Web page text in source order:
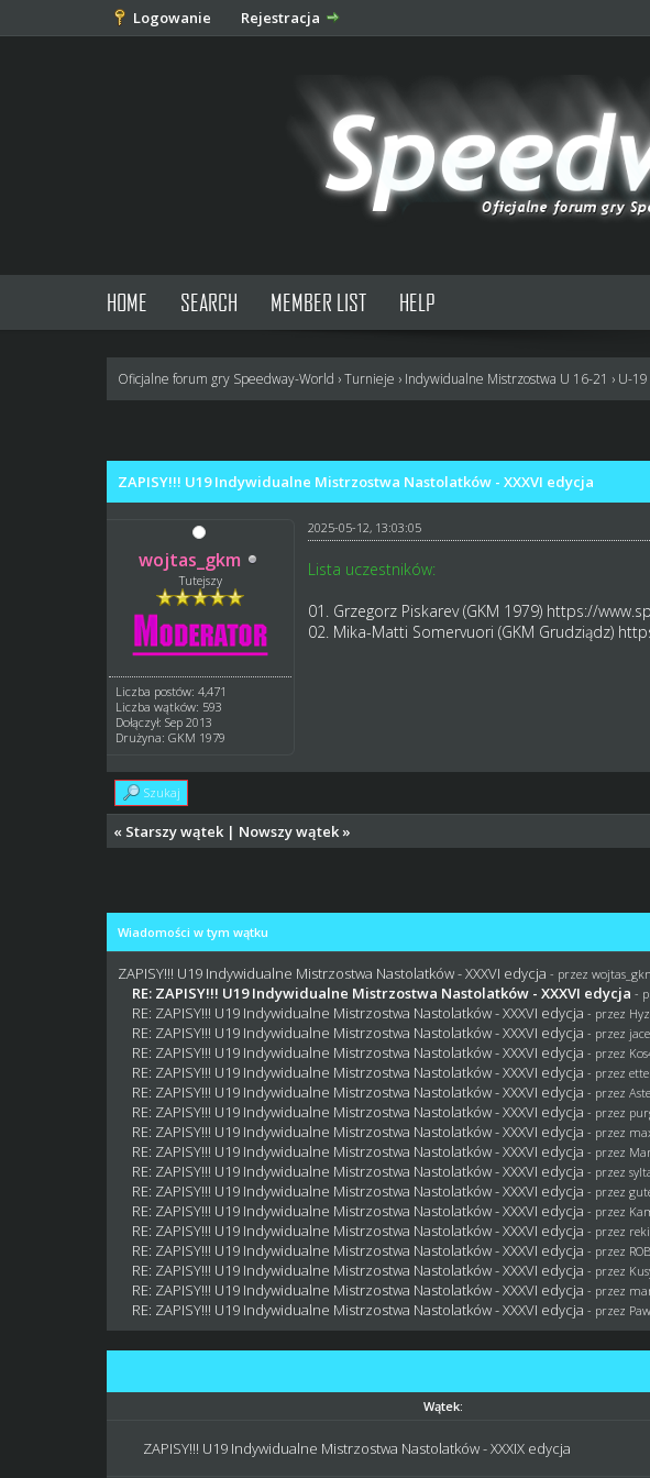
Logowanie Rejestracja
HOME SEARCH MEMBER LIST HELP
Oficjalne forum gry Speedway-World ›Turnieje › Indywidualne Mistrzostwa U 16-21 › U-19
ZAPISY!!! U19 Indywidualne Mistrzostwa Nastolatków - XXXVI edycja
wojtas_gkm
Tutejszy
Liczba postów: 4,471
Liczba wątków: 593
Dołączył: Sep 2013
Drużyna: GKM 1979
2025-05-12, 13:03:05
Lista uczestników:
01. Grzegorz Piskarev (GKM 1979) https://
02. Mika-Matti Somervuori (GKM Grudziądz)
Szukaj
« Starszy wątek | Nowszy wątek »
Wiadomości w tym wątku
ZAPISY!!! U19 Indywidualne Mistrzostwa Nastolatków - XXXVI edycja - przez
RE: ZAPISY!!! U19 Indywidualne Mistrzostwa Nastolatków - XXXVI edycja -
RE: ZAPISY!!! U19 Indywidualne Mistrzostwa Nastolatków - XXXVI edycja - przez
RE: ZAPISY!!! U19 Indywidualne Mistrzostwa Nastolatków - XXXVI edycja - przez
RE: ZAPISY!!! U19 Indywidualne Mistrzostwa Nastolatków - XXXVI edycja - przez
RE: ZAPISY!!! U19 Indywidualne Mistrzostwa Nastolatków - XXXVI edycja - przez
RE: ZAPISY!!! U19 Indywidualne Mistrzostwa Nastolatków - XXXVI edycja - przez
RE: ZAPISY!!! U19 Indywidualne Mistrzostwa Nastolatków - XXXVI edycja - przez
RE: ZAPISY!!! U19 Indywidualne Mistrzostwa Nastolatków - XXXVI edycja - przez
RE: ZAPISY!!! U19 Indywidualne Mistrzostwa Nastolatków - XXXVI edycja - przez
RE: ZAPISY!!! U19 Indywidualne Mistrzostwa Nastolatków - XXXVI edycja - przez
RE: ZAPISY!!! U19 Indywidualne Mistrzostwa Nastolatków - XXXVI edycja - przez
RE: ZAPISY!!! U19 Indywidualne Mistrzostwa Nastolatków - XXXVI edycja - przez
RE: ZAPISY!!! U19 Indywidualne Mistrzostwa Nastolatków - XXXVI edycja - przez
RE: ZAPISY!!! U19 Indywidualne Mistrzostwa Nastolatków - XXXVI edycja - przez
RE: ZAPISY!!! U19 Indywidualne Mistrzostwa Nastolatków - XXXVI edycja - przez
RE: ZAPISY!!! U19 Indywidualne Mistrzostwa Nastolatków - XXXVI edycja - przez
RE: ZAPISY!!! U19 Indywidualne Mistrzostwa Nastolatków - XXXVI edycja - przez
Wątek:
ZAPISY!!! U19 Indywidualne Mistrzostwa Nastolatków - XXXIX edycja